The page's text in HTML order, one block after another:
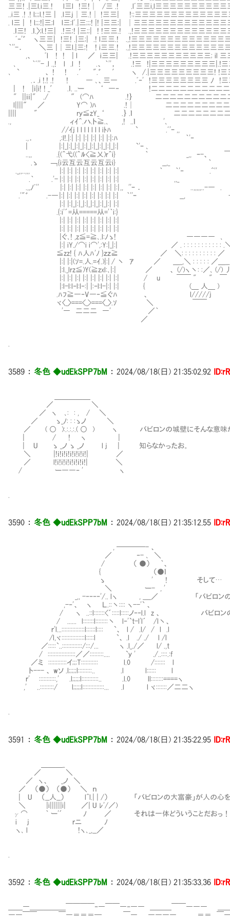
三三! .|三l.i三.! l三l !三!│ /三 .! .lﾞ三三i,l三三三三三三三三三
..i三 .! .! l;;;l.!三 | .l三j│三.!│ !三三| !:;三三三三三三三三三三三三三
. l三 | ! l;;;!|三;l l三;lﾞ.|三;;;! |! |三三;| │三三三三三三三三三三三三三
.ｌ三! .ｌ.〉;l.!三| .!三;! |三;;| ! !三三.! .,!三三三三三三三三三三三三
ﾞ‐'゛ ヽ三三| !三! .|三;| .! l三三.! .,!三三三三三三三三三三三三三
｀''-． ＼三 |│三l.|三;! ! i三三.! .,!三三三三三三三三三三三三
,、 ﾞl ! ! | l ／ i三三| .!三三三三三三三三三三三; il
､ ｀ﾞ''- .l .,! l .l ! .、 ｀''， .!三 !|三三三三三三三三三|.!
､ ` 、 ! ! .′ ".゛ ′ ヽ /.|三三三三三三三三三! !三
.．.i !.! .! ! ― ､、三― .ﾞ‐' !三三三三三三三三 ﾉ
| ! |ｉ|i! ! _′ .ｌ. ..ー ‘ ―‐ !二二二二二二二二
" ||ｉｉ|" ./ ″ (⌒ﾊ .!｝ 二二二二二二二二
l||||″ ／ Y⌒ )ﾊ .!│ 二二二二二二二二二二
|||| " rｙ≦zY_ ‘ .｝ .ｌ 二二二二二二二
., ィｲ＾.ハ.ト≧.､ ,! ..ｌ '､
//ｲj l l l l l l l iﾄﾊ `
.,． ,:l!.|:| |:| |:| |:| |:| |:|:ﾊ ｀'‐
| |:|_|:|_|:|_|:|_|:|_|:|_|:|_|:| `'ｰ ､
..,, .{(＾弋((＾ﾙ<≧乂)r＾i} ｀ _,, ｰ-、
.ゝ ￢ {i云互云互云互云i} __,_
._,,..,,, |:| |:| |:| |:| |:| |:| |:| |:| ｀
.｀ .'- |:| |:| |:| |:| |:| |:| |:| |:| ,,_ ´
.,,ﾉﾞ'' |:| |:| |:| |:| |:| |:| |:| |:| ,, ''ｰ ．
.'"゛ .-― |:| |:| |:| |:| |:| |:| |:| |:| ｀''ｰ
|:| |:|_|:|_|:|_|:|_|:|_|:| |:|
.{:i'´=从=====从='｀i:}
|:| |:| |:| |:| |:| |:| |:| |:|
|:| |:| |:| |:| |:| |:| |:| |:|
|ぐ､! ,z≦=≧､.l:ﾉゝ! ―――― ､
|:| iY./⌒i i⌒',:Y:|_|:| ／ . : : : : : : : : : : :
≦zz! { ﾊ人ﾊ'ﾉ }ｚｚ≧ ／ ＼: : : : : : : : : : ／
|:| |:|(ｿ=.人.=ｲ.)|:| / 丶 ｱ ／ ＿_,＼ : : : : : ／＿
|:l._lrz≦)Y(≧zxl:､|:| ／ 、 (/)ヽ丶: :／､ (/) 丿
|:| |:| |:| |:| |:| |:| |:| |:| / u ￣￣ " " ￣
|:l-l:l‐l:l‐:| |:‐l:l-|:| |:| { (＿ 人＿
.ﾊﾌ≧―‐V―‐≦ぐﾊ 、
ヾ〈_〉===<_>===〈_〉.ｿ ＼ ￣
'― 二二二 ―' ／｀ ´
／
3589 ： 冬色 ◆udEkSPP7bM ： 2024/08/18(日) 21:35:02.92
／ ＼
／ ヽ ､: : , / ＼
／ ゝ_ﾉ: : :ゝノ ＼
／ ( ○ ):.:.:.:.( ○ ) ヽ バビロンの城壁にそんな意味があ
| / ! ヽ |
| U ゝ _ノ ゝ _ノ l j | 知らなかったお。
＼ |!ｉ!ｉ!ｉ!ｉ!ｉ!ｉ!ｉ!| ／
／ l!ｉ!ｉ!ｉ!ｉ!ｉ!ｉ!ｉ!| ＼
/ ー――‐ ' ヽ
3590 ： 冬色 ◆udEkSPP7bM ： 2024/08/18(日) 21:35:12.55
, ────- 、
／ ‐- ､ ＼
/ （ ●） ｀、
{ （●ｌ
ゝ ' ! そして…
＼ ー- , '
_,, -‐‐‐‐'/.. lヽ , ____／ 「バビロンの大富豪
,-‐'、 ヽ Ｌ.::丶:::: ヽ--'` 、
/ ヽ ..::l:::::::<´:::::l:::::ノ‐‐l.l z 、 バビロンの人々の
/ ...... l:::::::l::::::::丶 l‐'`t-l'l´ /l丶、
ｒ'l...:::::::::::::::l::::::l:::: `、 l / .l/ / l .l
/l,ヾ:::::::::::::::l:::::l `、 .l ./ ./ l /l
／:::::`..:::::::::::::/:::/... ヽ .l_./／ l/ .,t
/ ::::::::::::::::::／／:::::::::.... `ｙ ' ./..::::.:f
／ミ ::::::::::::イ;;;T::::::::::: l.0 /::::::: l
ト--- 、 wソ .l;;;;;l:::::::::.. .l l:::::: l
ｒ' :::::::::::,' .l;;;;;l:::::::::::.. .l.0 ll::::::::====ヽ
,' ..:::::::::/ l;;;;;l::::::::::::::... .l l ヾ:::::::／二二ヽ
3591 ： 冬色 ◆udEkSPP7bM ： 2024/08/18(日) 21:35:22.95
／ ＼
／ ヽ、 _ノ ＼
／ （●） （●） ＼ ｎ
| U （__人__） l^l.| | /） 「バビロンの大富豪」が人の心を
＼ |i||||||i| ／| U ﾚ'/／)
γ⌒ ｀ ー'´ ﾉ ／ それは一体どういうことだおっ！
i j ｒニ ﾉ
ヽ､ l !ヽ､_,__／
3592 ： 冬色 ◆udEkSPP7bM ： 2024/08/18(日) 21:35:33.36
＿＿―＿＿＿＿＿￣￣￣￣‐―￣￣―‐―― ＿＿＿￣￣――― ＿